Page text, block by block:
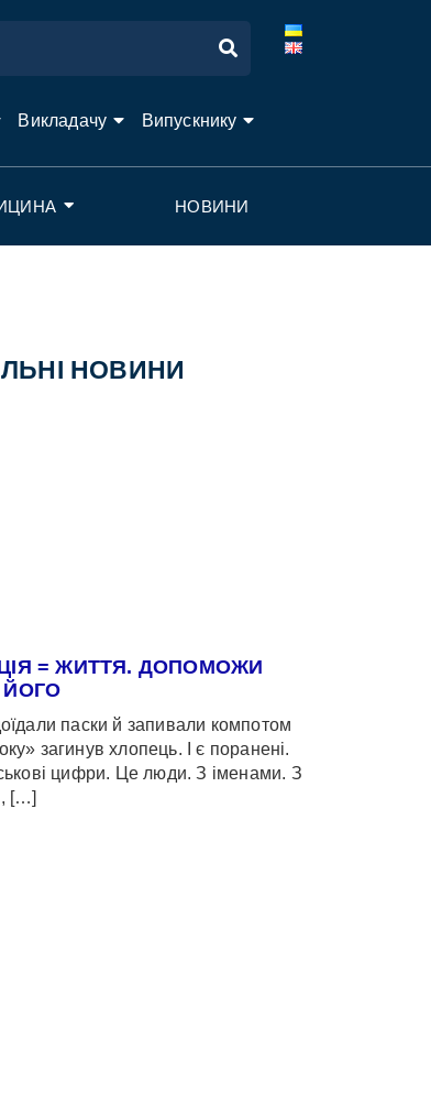
Викладачу Випускнику
НОВИНИ
НОВИНИ
= ЖИТТЯ. ДОПОМОЖИ
ЙОГО
паски й запивали компотом
загинув хлопець. І є поранені.
цифри. Це люди. З іменами. З
[…]